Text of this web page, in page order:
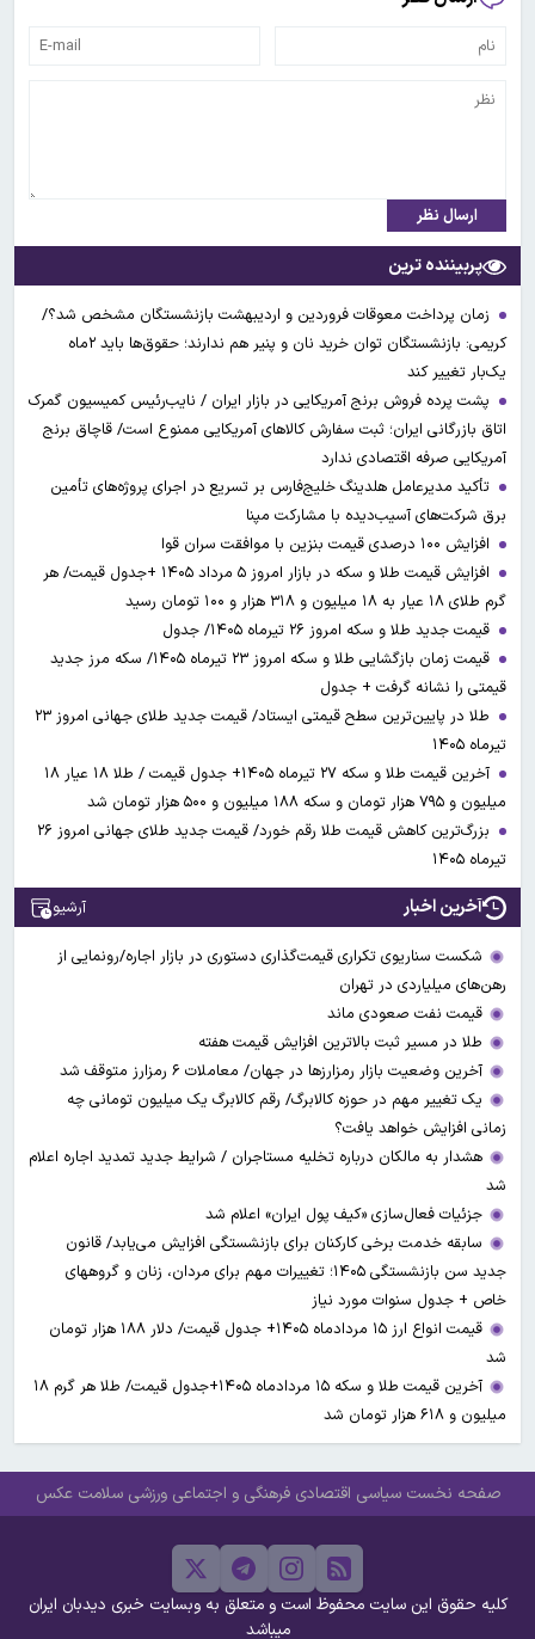
ارسال نظر
پربیننده ترین
زمان پرداخت معوقات فروردین و اردیبهشت بازنشستگان مشخص شد؟/
کریمی: بازنشستگان توان خرید نان و پنیر هم ندارند؛ حقوق‌ها باید ۲ماه
یک‌بار تغییر کند
پشت پرده فروش برنج آمریکایی در بازار ایران / نایب‌رئیس کمیسیون گمرک
اتاق بازرگانی ایران؛ ثبت سفارش کالاهای آمریکایی ممنوع است/ قاچاق برنج
آمریکایی صرفه اقتصادی ندارد
تأکید مدیرعامل هلدینگ خلیج‌فارس بر تسریع در اجرای پروژه‌های تأمین
برق شرکت‌های آسیب‌دیده با مشارکت مپنا
افزایش ۱۰۰ درصدی قیمت بنزین با موافقت سران قوا
افزایش قیمت طلا و سکه در بازار امروز ۵ مرداد ۱۴۰۵ +جدول قیمت/ هر
گرم طلای ۱۸ عیار به ۱۸ میلیون و ۳۱۸ هزار و ۱۰۰ تومان رسید
قیمت جدید طلا و سکه امروز ۲۶ تیرماه ۱۴۰۵/ جدول
قیمت زمان بازگشایی طلا و سکه امروز ۲۳ تیرماه ۱۴۰۵/ سکه مرز جدید
قیمتی را نشانه گرفت + جدول
طلا در پایین‌ترین سطح قیمتی ایستاد/ قیمت جدید طلای جهانی امروز ۲۳
تیرماه ۱۴۰۵
آخرین قیمت طلا و سکه ۲۷ تیرماه ۱۴۰۵+ جدول قیمت / طلا ۱۸ عیار ۱۸
میلیون و ۷۹۵ هزار تومان و سکه ۱۸۸ میلیون و ۵۰۰ هزار تومان شد
بزرگ‌ترین کاهش قیمت طلا رقم خورد/ قیمت جدید طلای جهانی امروز ۲۶
تیرماه ۱۴۰۵
آخرین اخبار آرشیو
شکست سناریوی تکراری قیمت‌گذاری دستوری در بازار اجاره/رونمایی از
رهن‌های میلیاردی در تهران
قیمت نفت صعودی ماند
طلا در مسیر ثبت بالاترین افزایش قیمت هفته
آخرین وضعیت بازار رمزارزها در جهان/ معاملات ۶ رمزارز متوقف شد
یک تغییر مهم در حوزه کالابرگ/ رقم کالابرگ یک میلیون تومانی چه
زمانی افزایش خواهد یافت؟
هشدار به مالکان درباره تخلیه مستاجران / شرایط جدید تمدید اجاره اعلام
شد
جزئیات فعال‌سازی «کیف پول ایران» اعلام شد
سابقه خدمت برخی کارکنان برای بازنشستگی افزایش می‌یابد/ قانون
جدید سن بازنشستگی ۱۴۰۵؛ تغییرات مهم برای مردان، زنان و گروههای
خاص + جدول سنوات مورد نیاز
قیمت انواع ارز ۱۵ مردادماه ۱۴۰۵+ جدول قیمت/ دلار ۱۸۸ هزار تومان
شد
آخرین قیمت طلا و سکه ۱۵ مردادماه ۱۴۰۵+جدول قیمت/ طلا هر گرم ۱۸
میلیون و ۶۱۸ هزار تومان شد
صفحه نخست سیاسی اقتصادی فرهنگی و اجتماعی ورزشی سلامت عکس
کلیه حقوق این سایت محفوظ است و متعلق به وبسایت خبری دیدبان ایران
میباشد